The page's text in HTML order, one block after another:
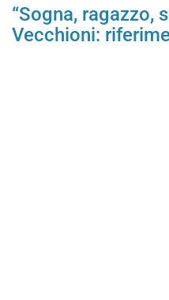
“Sogna, ragazzo,
Vecchioni: